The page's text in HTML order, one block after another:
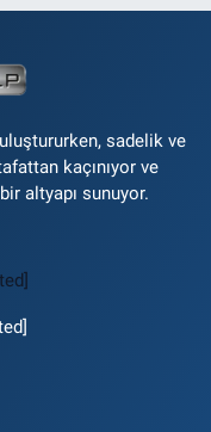
sadelik ve
kaçınıyor ve
altyapı sunuyor.